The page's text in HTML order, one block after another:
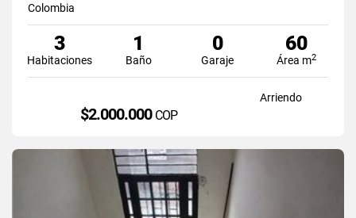
Colombia
3
Habitaciones
1
Baño
0
Garaje
60
Área m2
Arriendo
$2.000.000 COP